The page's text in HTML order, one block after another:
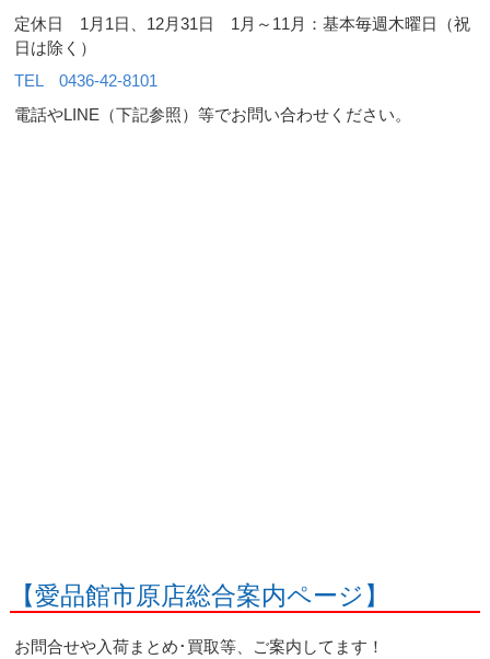
定休日 1月1日、12月31日 1月～11月：基本毎週木曜日（祝
日は除く）
TEL 0436-42-8101
電話やLINE（下記参照）等でお問い合わせください。
【愛品館市原店総合案内ページ】
お問合せや入荷まとめ･買取等、ご案内してます！